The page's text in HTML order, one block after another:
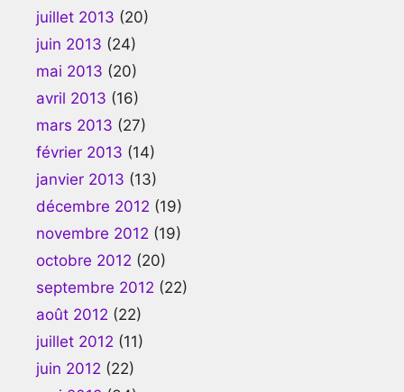
juillet 2013 (20)
juin 2013 (24)
mai 2013 (20)
avril 2013 (16)
mars 2013 (27)
février 2013 (14)
janvier 2013 (13)
décembre 2012 (19)
novembre 2012 (19)
octobre 2012 (20)
septembre 2012 (22)
août 2012 (22)
juillet 2012 (11)
juin 2012 (22)